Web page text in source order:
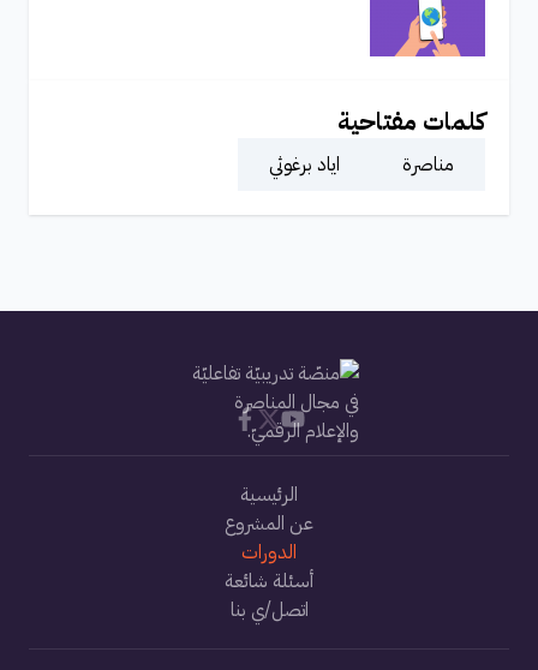
كلمات مفتاحية
مناصرة اياد برغوثي
الرئيسية
عن المشروع
الدورات
أسئلة شائعة
اتصل/ي بنا